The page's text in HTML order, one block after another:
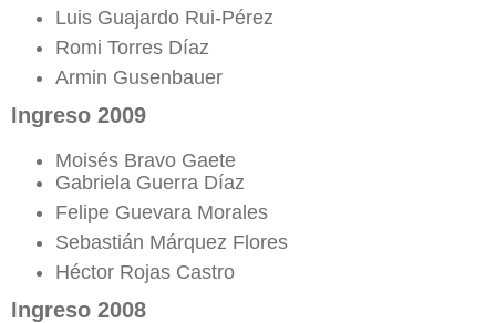
Luis Guajardo Rui-Pérez
Romi Torres Díaz
Armin Gusenbauer
Ingreso 2009
Moisés Bravo Gaete
Gabriela Guerra Díaz
Felipe Guevara Morales
Sebastián Márquez Flores
Héctor Rojas Castro
Ingreso 2008